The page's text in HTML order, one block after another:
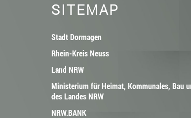
SITEMAP
Stadt Dormagen
Rhein-Kreis Neuss
Land NRW
Ministerium für Heimat, Kommunales, Bau
des Landes NRW
NRW.BANK